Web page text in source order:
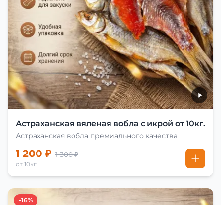
Астраханская вяленая вобла с икрой от 10кг.
Астраханская вобла премиального качества
1 200 ₽ 1 300 ₽
от 10кг
-16%